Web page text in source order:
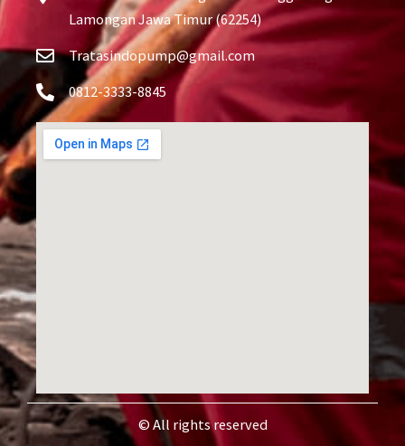
Lamongan Jawa Timur (62254)
Tratasindopump@gmail.com
0812-3333-8845
© All rights reserved